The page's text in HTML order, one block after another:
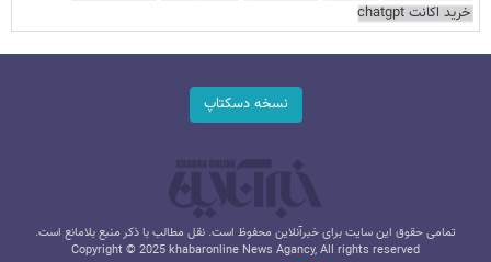
خرید اکانت chatgpt
نسخه دسکتاپ
تمامی حقوق این سایت برای خبرآنلاین محفوظ است. نقل مطالب با ذکر منبع بلامانع است.
Copyright © 2025 khabaronline News Agancy, All rights reserved